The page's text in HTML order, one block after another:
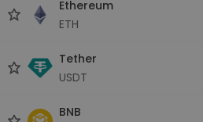
Ethereum
ETH
Tether
USDT
BNB